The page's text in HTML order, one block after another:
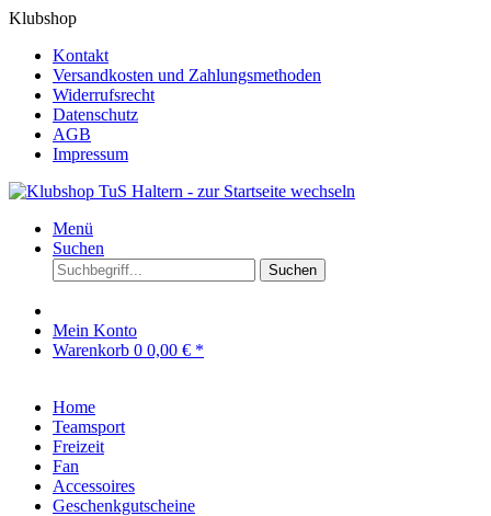
Klubshop
Kontakt
Versandkosten und Zahlungsmethoden
Widerrufsrecht
Datenschutz
AGB
Impressum
Menü
Suchen
Suchen
Mein Konto
Warenkorb 0 0,00 € *
Home
Teamsport
Freizeit
Fan
Accessoires
Geschenkgutscheine